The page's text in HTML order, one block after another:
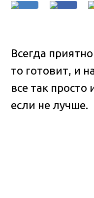
Всегда
то готовит, и
все так
если не лучше.